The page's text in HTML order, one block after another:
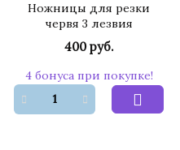
Ножницы для резки
червя 3 лезвия
400 руб.
4 бонуса при покупке!